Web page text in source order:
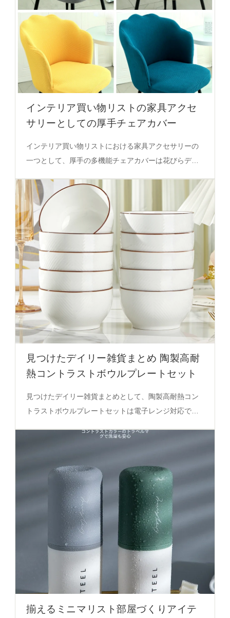
インテリア買い物リストの家具アクセ
サリーとしての厚手チェアカバー
インテリア買い物リストにおける家具アクセサリーの
一つとして、厚手の多機能チェアカバーは花びらデザ
立。インテリア買い物リストのカテゴリ別予算プラン
に組み込まれる。
見つけたデイリー雑貨まとめ 陶製高耐
熱コントラストボウルプレートセット
見つけたデイリー雑貨まとめとして、陶製高耐熱コン
トラストボウルプレートセットは電子レンジ対応で高
の視認性と安全性を実現する。
揃えるミニマリスト部屋づくりアイテ